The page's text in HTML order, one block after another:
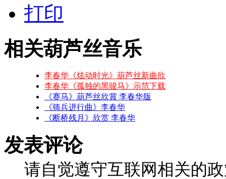
打印
相关葫芦丝音乐
李春华《炫动时光》葫芦丝新曲欣
李春华《孤独的黑骏马》示范下载
《赛马》葫芦丝欣賞 李春华版
《骑兵进行曲》李春华
《断桥残月》欣赏 李春华
发表评论
请自觉遵守互联网相关的